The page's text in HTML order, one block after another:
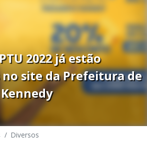
2022 já estão
site da Prefeitura de
/ Diversos